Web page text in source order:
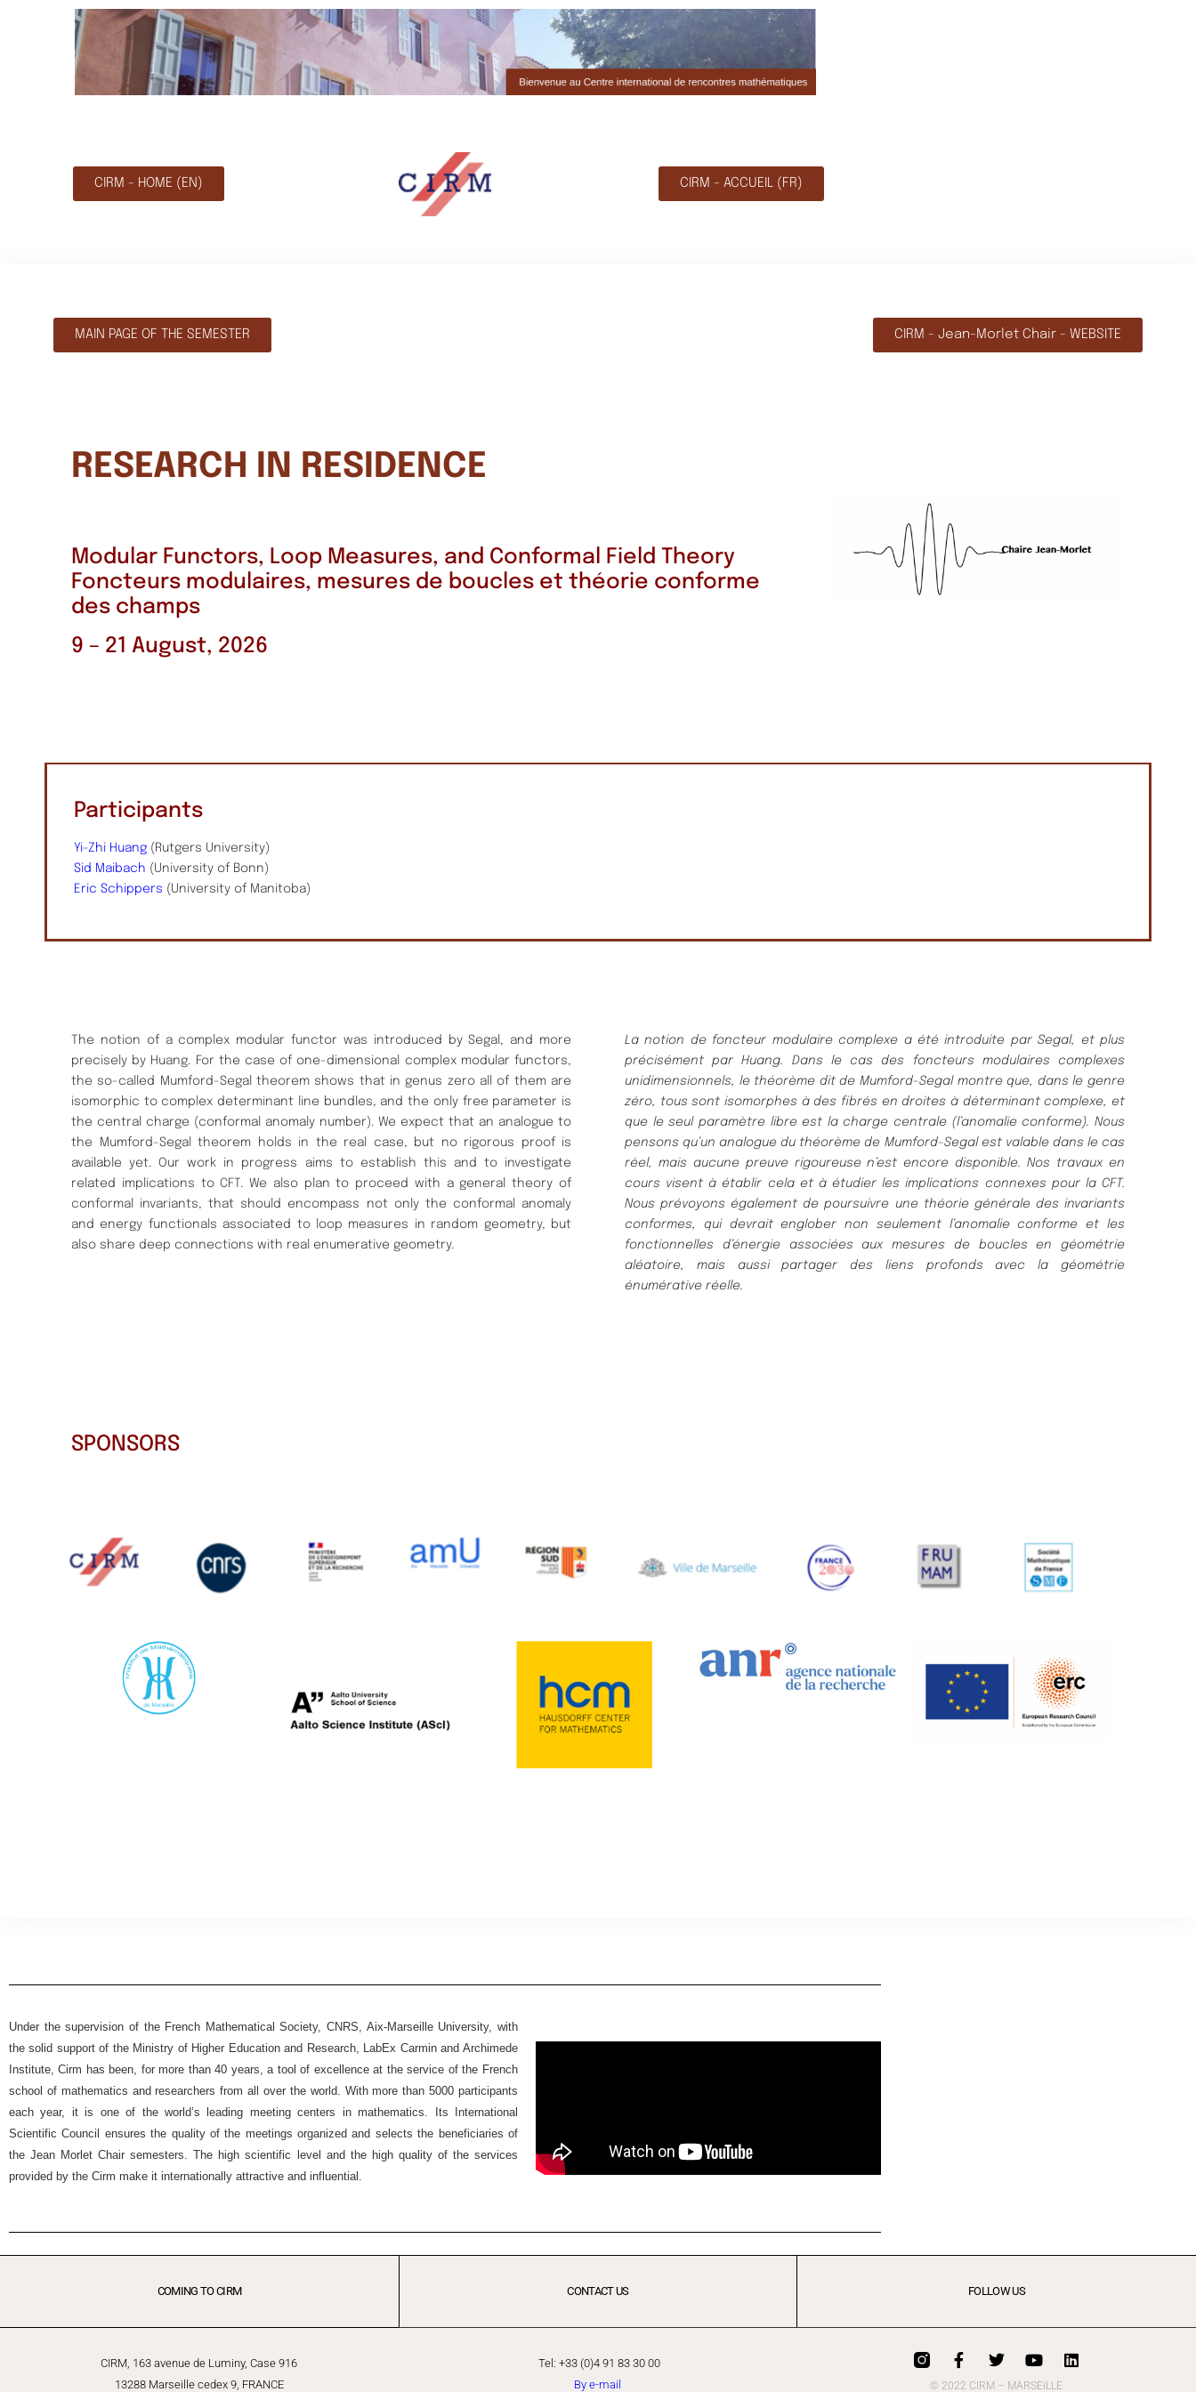
CIRM - HOME (EN) CIRM - ACCUEIL (FR)
MAIN PAGE OF THE SEMESTER CIRM - Jean-Morlet Chair - WEBSITE
RESEARCH IN RESIDENCE
Modular Functors, Loop Measures, and Conformal Field Theory
Foncteurs modulaires, mesures de boucles et théorie conforme
des champs
9 – 21 August, 2026
Participants
Yi-Zhi Huang (Rutgers University)
Sid Maibach (University of Bonn)
Eric Schippers (University of Manitoba)
The notion of a complex modular functor was introduced by Segal, and more
precisely by Huang. For the case of one-dimensional complex modular functors,
the so-called Mumford-Segal theorem shows that in genus zero all of them are
isomorphic to complex determinant line bundles, and the only free parameter is
the central charge (conformal anomaly number). We expect that an analogue to
the Mumford-Segal theorem holds in the real case, but no rigorous proof is
available yet. Our work in progress aims to establish this and to investigate
related implications to CFT. We also plan to proceed with a general theory of
conformal invariants, that should encompass not only the conformal anomaly
and energy functionals associated to loop measures in random geometry, but
also share deep connections with real enumerative geometry.
La notion de foncteur modulaire complexe a été introduite par Segal, et plus
précisément par Huang. Dans le cas des foncteurs modulaires complexes
unidimensionnels, le théorème dit de Mumford-Segal montre que, dans le genre
zéro, tous sont isomorphes à des fibrés en droites à déterminant complexe, et
que le seul paramètre libre est la charge centrale (l’anomalie conforme). Nous
pensons qu’un analogue du théorème de Mumford-Segal est valable dans le cas
réel, mais aucune preuve rigoureuse n’est encore disponible. Nos travaux en
cours visent à établir cela et à étudier les implications connexes pour la CFT.
Nous prévoyons également de poursuivre une théorie générale des invariants
conformes, qui devrait englober non seulement l’anomalie conforme et les
fonctionnelles d’énergie associées aux mesures de boucles en géométrie
aléatoire, mais aussi partager des liens profonds avec la géométrie
énumérative réelle.
SPONSORS
Under the supervision of the French Mathematical Society, CNRS, Aix-Marseille University, with
the solid support of the Ministry of Higher Education and Research, LabEx Carmin and Archimede
Institute, Cirm has been, for more than 40 years, a tool of excellence at the service of the French
school of mathematics and researchers from all over the world. With more than 5000 participants
each year, it is one of the world’s leading meeting centers in mathematics. Its International
Scientific Council ensures the quality of the meetings organized and selects the beneficiaries of
the Jean Morlet Chair semesters. The high scientific level and the high quality of the services
provided by the Cirm make it internationally attractive and influential.
COMING TO CIRM
CIRM, 163 avenue de Luminy, Case 916
13288 Marseille cedex 9, FRANCE
CONTACT US
Tel: +33 (0)4 91 83 30 00
By e-mail
FOLLOW US
© 2022 CIRM – MARSEiLLE